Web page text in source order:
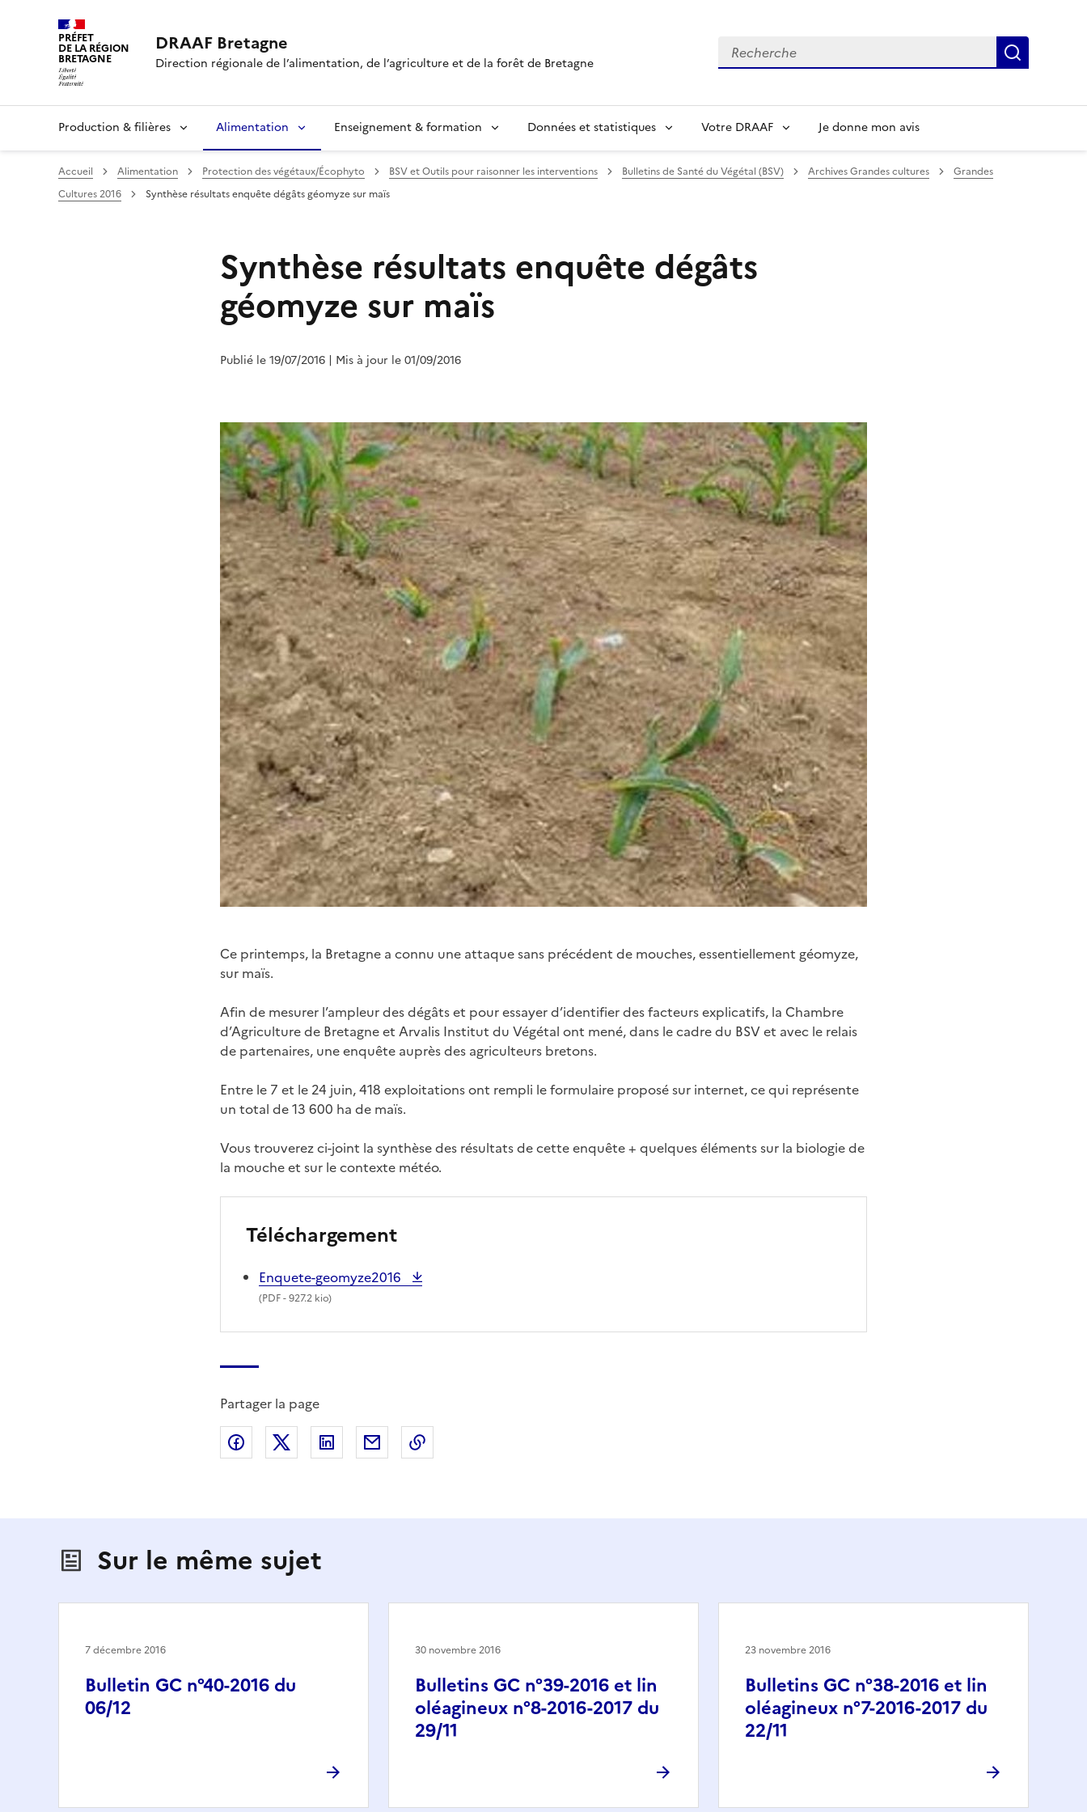
PRÉFET
DE LA RÉGION
BRETAGNE
DRAAF Bretagne
Direction régionale de l’alimentation, de l’agriculture et de la forêt de Bretagne
Recherche
Production & filières Alimentation Enseignement & formation Données et statistiques Votre DRAAF Je donne mon avis
Accueil Alimentation Protection des végétaux/Écophyto BSV et Outils pour raisonner les interventions Bulletins de Santé du Végétal (BSV) Archives Grandes cultures
Grandes
Cultures 2016
Synthèse résultats enquête dégâts géomyze sur maïs
Synthèse résultats enquête dégâts
géomyze sur maïs
Publié le 19/07/2016 | Mis à jour le 01/09/2016
Ce printemps, la Bretagne a connu une attaque sans précédent de mouches, essentiellement géomyze,
sur maïs.
Afin de mesurer l’ampleur des dégâts et pour essayer d’identifier des facteurs explicatifs, la Chambre
d’Agriculture de Bretagne et Arvalis Institut du Végétal ont mené, dans le cadre du BSV et avec le relais
de partenaires, une enquête auprès des agriculteurs bretons.
Entre le 7 et le 24 juin, 418 exploitations ont rempli le formulaire proposé sur internet, ce qui représente
un total de 13 600 ha de maïs.
Vous trouverez ci-joint la synthèse des résultats de cette enquête + quelques éléments sur la biologie de
la mouche et sur le contexte météo.
Téléchargement
Enquete-geomyze2016
(PDF- 927.2 kio)
Partager la page
Partager sur Facebook
Partager sur X (anciennement Twitter)
Partager sur LinkedIn
Partager par email
Sur le même sujet
Bulletin GC n°40-2016 du
06/12
7 décembre 2016
Bulletins GC n°39-2016 et lin
oléagineux n°8-2016-2017 du
29/11
30 novembre 2016
Bulletins GC n°38-2016 et lin
oléagineux n°7-2016-2017 du
22/11
23 novembre 2016